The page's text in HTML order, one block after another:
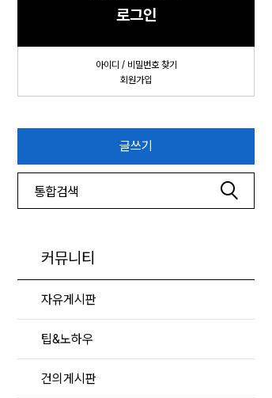
로그인
아이디 / 비밀번호 찾기
회원가입
글쓰기
커뮤니티
자유게시판
팁&노하우
건의게시판